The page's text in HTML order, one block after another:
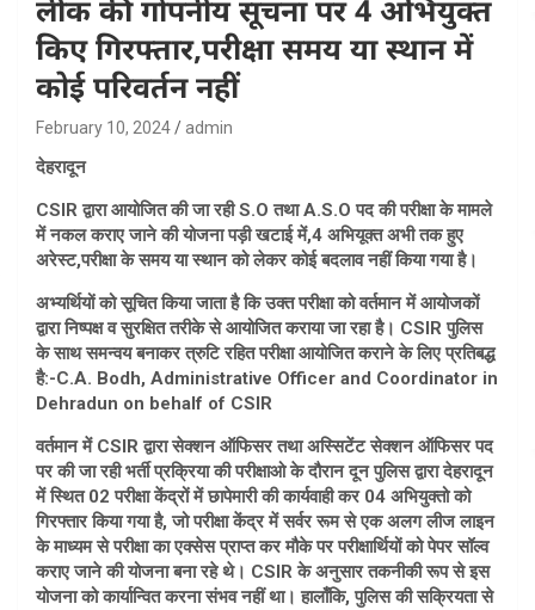
लीक की गोपनीय सूचना पर 4 अभियुक्त
किए गिरफ्तार,परीक्षा समय या स्थान में
कोई परिवर्तन नहीं
February 10, 2024 admin
देहरादून
CSIR द्वारा आयोजित की जा रही S.O तथा A.S.O पद की परीक्षा के मामले
में नकल कराए जाने की योजना पड़ी खटाई में,4 अभियूक्त अभी तक हुए
अरेस्ट,परीक्षा के समय या स्थान को लेकर कोई बदलाव नहीं किया गया है।
अभ्यर्थियों को सूचित किया जाता है कि उक्त परीक्षा को वर्तमान में आयोजकों
द्वारा निष्पक्ष व सुरक्षित तरीके से आयोजित कराया जा रहा है। CSIR पुलिस
के साथ समन्वय बनाकर त्रुटि रहित परीक्षा आयोजित कराने के लिए प्रतिबद्ध
है:-C.A. Bodh, Administrative Officer and Coordinator in
Dehradun on behalf of CSIR
वर्तमान में CSIR द्वारा सेक्शन ऑफिसर तथा अस्सिटेंट सेक्शन ऑफिसर पद
पर की जा रही भर्ती प्रक्रिया की परीक्षाओ के दौरान दून पुलिस द्वारा देहरादून
में स्थित 02 परीक्षा केंद्रों में छापेमारी की कार्यवाही कर 04 अभियुक्तो को
गिरफ्तार किया गया है, जो परीक्षा केंद्र में सर्वर रूम से एक अलग लीज लाइन
के माध्यम से परीक्षा का एक्सेस प्राप्त कर मौके पर परीक्षार्थियों को पेपर सॉल्व
कराए जाने की योजना बना रहे थे। CSIR के अनुसार तकनीकी रूप से इस
योजना को कार्यान्वित करना संभव नहीं था। हालाँकि, पुलिस की सक्रियता से